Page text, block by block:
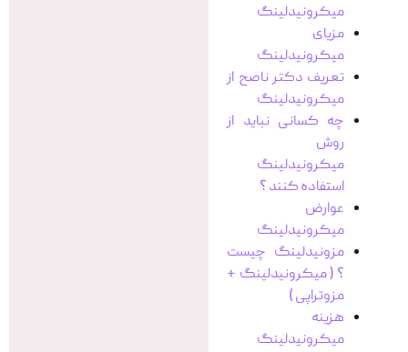
میکرونیدلینگ
مزیای
میکرونیدلینگ
تعریف دکتر ناصح از
میکرونیدلینگ
چه کسانی نباید از
روش
میکرونیدلینگ
استفاده کنند ؟
عوارض
میکرونیدلینگ
مزونیدلینگ چیست
؟ ( میکرونیدلینگ +
مزوتراپی )
هزینه
میکرونیدلینگ